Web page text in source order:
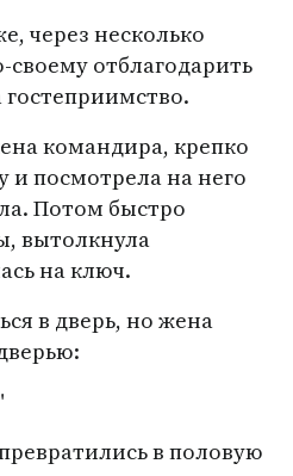
через несколько
своему отблагодарить
командира, крепко
и посмотрела на него
Потом быстро
вытолкнула
на ключ.
в дверь, но жена
в половую